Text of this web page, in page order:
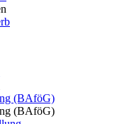
(BAföG)
(BAföG)